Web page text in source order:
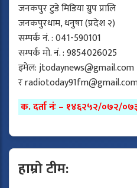
जनकपुर टुडे मिडिया ग्रुप प्रालि
जनकपुरधाम, धनुषा (प्रदेश २)
सम्पर्क नं. : 041-590101
सम्पर्क मो. नं. : 9854026025
इमेल:jtodaynews@gmail.com
र
क. दर्ता नंः – १४६२५२/०७२/
हाम्रो टीम: